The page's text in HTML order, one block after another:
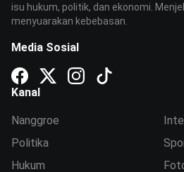
isu hukum, politik, dan ekonomi.
menyuarakan kebebasan.
Media Sosial
Kanal
Nanggroe
Politika
Hukum